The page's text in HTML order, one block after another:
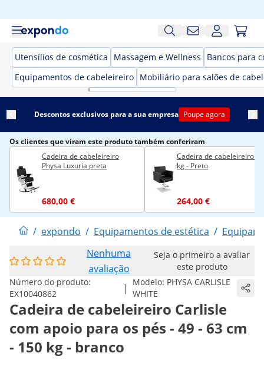
Utensílios de cosmética Massagem e Wellness
Bancos para
Equipamentos de cabeleireiro Mobiliário para salões de
Descontos exclusivos para a sua empresa Poupe agora
Os clientes que viram este produto também conferiram
Cadeira de cabeleireiro
Physa Luxuria preta
680,00 €
Cadeira de cabeleireiro -
kg - Preto
264,00 €
/ expondo / Equipamentos de estética /
Nenhuma
avaliação
Seja o primeiro a avaliar
este produto
Número do produto:
EX10040862
| Modelo: PHYSA CARLISLE
WHITE
Cadeira de cabeleireiro Carlisle
com apoio para os pés - 49 - 63 cm
- 150 kg - branco